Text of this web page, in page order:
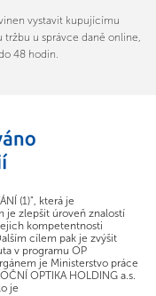
vystavit kupujícímu
u správce daně online,
48 hodin.
(1)", která je
je zlepšit úroveň znalostí
kompetentnosti
cílem pak je zvýšit
v programu OP
je Ministerstvo práce
OPTIKA HOLDING a.s.
je